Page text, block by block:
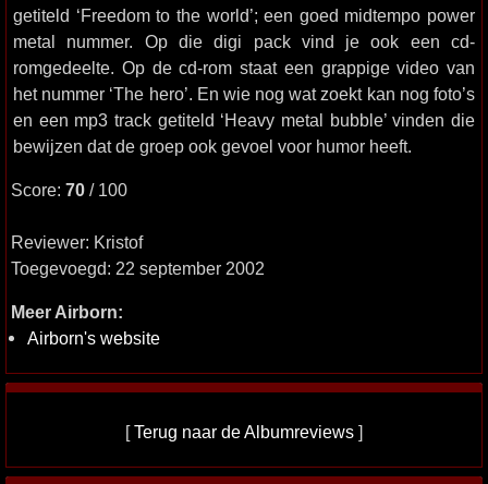
getiteld ‘Freedom to the world’; een goed midtempo power
metal nummer. Op die digi pack vind je ook een cd-
romgedeelte. Op de cd-rom staat een grappige video van
het nummer ‘The hero’. En wie nog wat zoekt kan nog foto’s
en een mp3 track getiteld ‘Heavy metal bubble’ vinden die
bewijzen dat de groep ook gevoel voor humor heeft.
Score: 70 / 100
Reviewer: Kristof
Toegevoegd: 22 september 2002
Meer Airborn:
Airborn's website
[Terug naar de Albumreviews ]